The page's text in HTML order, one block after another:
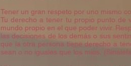
Tener un gran respeto por uno mismo
Tu derecho a tener tu propio punto de
mundo propio en el que poder vivir.
las decisiones de los demás o sus
que la otra persona tiene derecho a
sean o no iguales que los míos.